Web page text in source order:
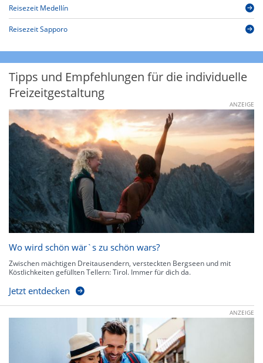
Reisezeit Medellín
Reisezeit Sapporo
Tipps und Empfehlungen für die individuelle
Freizeitgestaltung
ANZEIGE
Wo wird schön wär`s zu schön wars?
Zwischen mächtigen Dreitausendern, versteckten Bergseen und mit
Köstlichkeiten gefüllten Tellern: Tirol. Immer für dich da.
Jetzt entdecken
ANZEIGE